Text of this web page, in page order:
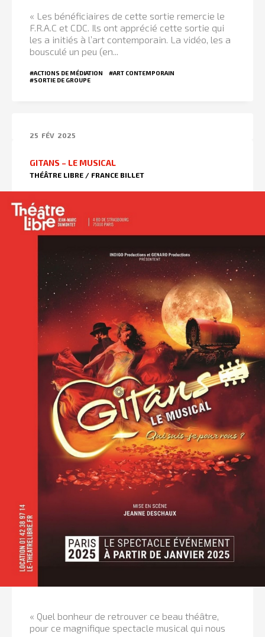
« Les bénéficiaires de cette sortie remercie le
F.R.A.C et CDC. Ils ont apprécié cette sortie qui
les a initiés à l’art contemporain. La vidéo, les a
bousculé un peu (en...
#ACTIONS DE MÉDIATION
#ART CONTEMPORAIN
#SORTIE DE GROUPE
25 FÉV 2025
GITANS – LE MUSICAL
THÉÂTRE LIBRE / FRANCE BILLET
« Quel bonheur de retrouver ce beau théâtre,
pour ce magnifique spectacle musical qui nous